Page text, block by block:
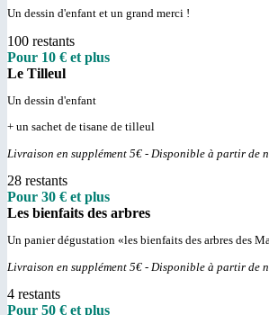
Un dessin d'enfant et un grand merci !
100 restants
Pour 10 € et plus
Le Tilleul
Un dessin d'enfant
+ un sachet de tisane de tilleul
Livraison en supplément 5€ - Disponible à partir de
28 restants
Pour 30 € et plus
Les bienfaits des arbres
Un panier dégustation «les bienfaits des arbres des
Livraison en supplément 5€ - Disponible à partir de
4 restants
Pour 50 € et plus